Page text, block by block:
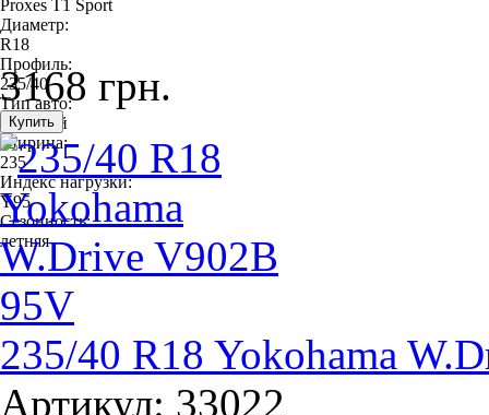
Proxes T1 Sport
Диаметр:
R18
Профиль:
235/40
Тип авто:
легковой
Ширина:
235
Индекс нагрузки:
Y95
Сезонность:
летняя
3168 грн.
235/40 R18 Yokohama
Артикул: 33022